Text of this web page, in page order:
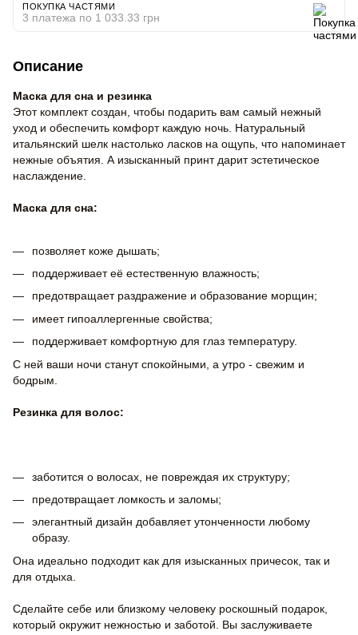
ПОКУПКА ЧАСТЯМИ
3 платежа по 1 033.33 грн
Описание
Маска для сна и резинка
Этот комплект создан, чтобы подарить вам самый нежный
уход и обеспечить комфорт каждую ночь. Натуральный
итальянский шелк настолько ласков на ощупь, что напоминает
нежные объятия. А изысканный принт дарит эстетическое
наслаждение.
Маска для сна:
позволяет коже дышать;
поддерживает её естественную влажность;
предотвращает раздражение и образование морщин;
имеет гипоаллергенные свойства;
поддерживает комфортную для глаз температуру.
С ней ваши ночи станут спокойными, а утро - свежим и
бодрым.
Резинка для волос:
заботится о волосах, не повреждая их структуру;
предотвращает ломкость и заломы;
элегантный дизайн добавляет утонченности любому
образу.
Она идеально подходит как для изысканных причесок, так и
для отдыха.
Сделайте себе или близкому человеку роскошный подарок,
который окружит нежностью и заботой. Вы заслуживаете